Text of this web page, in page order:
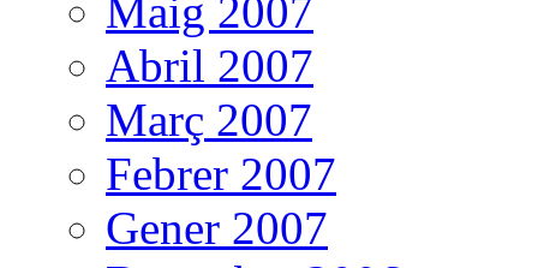
Maig 2007
Abril 2007
Març 2007
Febrer 2007
Gener 2007